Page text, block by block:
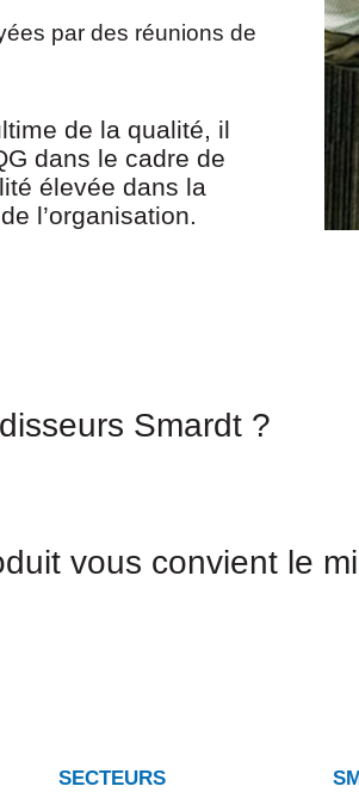
par des réunions de
de la qualité, il
dans le cadre de
élevée dans la
l’organisation.
Smardt ?
vous convient le
SECTEURS